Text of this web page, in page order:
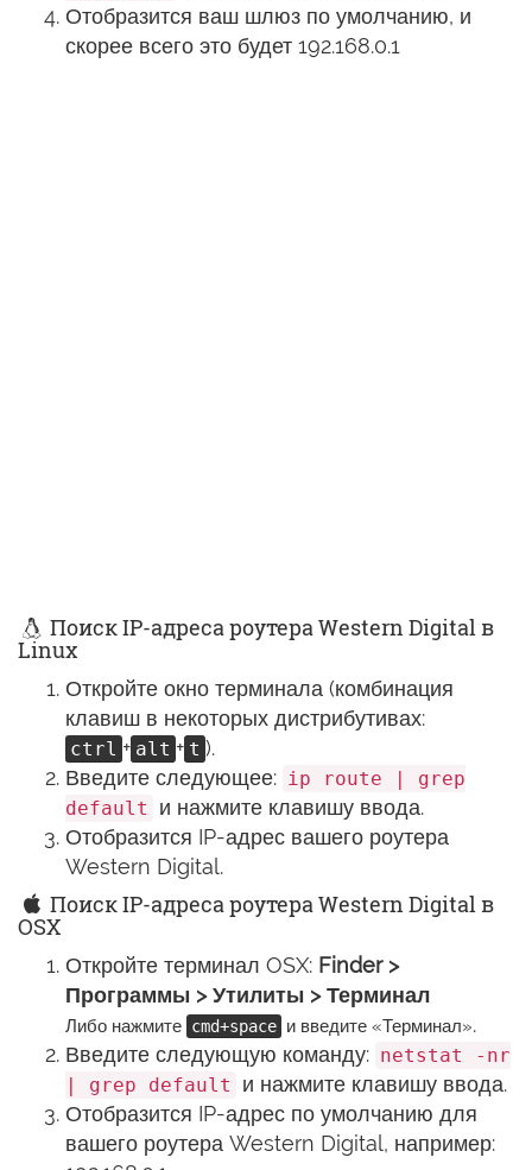
Отобразится ваш шлюз по умолчанию, и
скорее всего это будет 192.168.0.1
Поиск IP-адреса роутера Western Digital в
Linux
Откройте окно терминала (комбинация
клавиш в некоторых дистрибутивах:
ctrl + alt + t ).
Введите следующее: ip route | grep
default
и нажмите клавишу ввода.
Отобразится IP-адрес вашего роутера
Western Digital.
Поиск IP-адреса роутера Western Digital в
OSX
Откройте терминал OSX: Finder >
Программы > Утилиты > Терминал
Либо нажмите cmd+space и введите «Терминал».
Введите следующую команду: netstat -nr
| grep default
и нажмите клавишу ввода.
Отобразится IP-адрес по умолчанию для
вашего роутера Western Digital, например: